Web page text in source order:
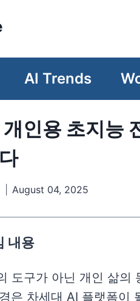
AI Trends
인용 초지능
August 04, 2025
내용
도구가 아닌 개인 삶의
은 차세대 AI 플랫폼이